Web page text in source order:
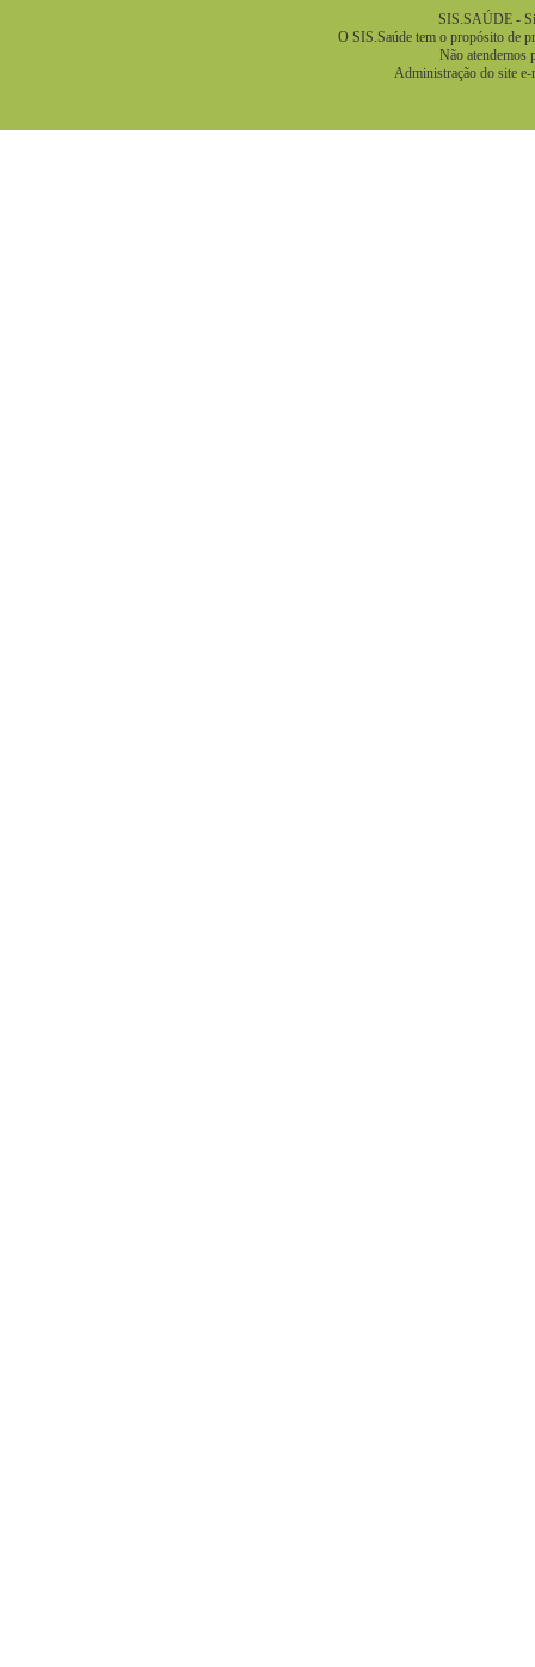
SIS.SAÚDE -
O SIS.Saúde tem o propósito de
Não atendemos
Administração do site